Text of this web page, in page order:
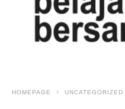
HOMEPAGE UNCATEGORIZED